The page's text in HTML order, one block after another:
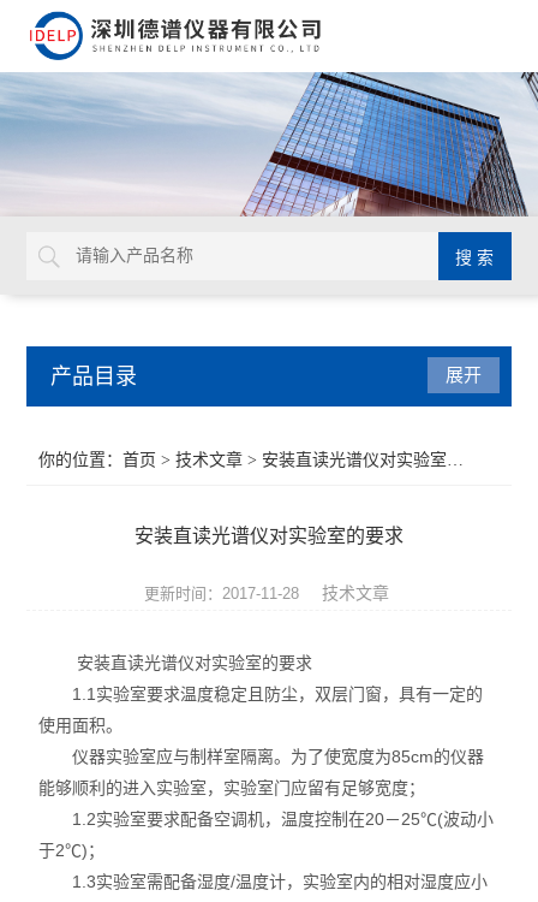
产品目录
ROHS分析仪
卤素检测仪
环保检测仪
液相色谱仪
展开
你的位置：首页 >技术文章 > 安装直读光谱仪对实验室的要求
安装直读光谱仪对实验室的要求
更新时间：2017-11-28 技术文章
安装直读光谱仪对实验室的要求
1.1实验室要求温度稳定且防尘，双层门窗，具有一定的
使用面积。
仪器实验室应与制样室隔离。为了使宽度为85cm的仪器
能够顺利的进入实验室，实验室门应留有足够宽度；
1.2实验室要求配备空调机，温度控制在20－25℃(波动小
于2℃)；
1.3实验室需配备湿度/温度计，实验室内的相对湿度应小